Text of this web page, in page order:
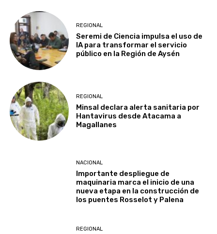
REGIONAL
Seremi de Ciencia impulsa el uso de
IA para transformar el servicio
público en la Región de Aysén
REGIONAL
Minsal declara alerta sanitaria por
Hantavirus desde Atacama a
Magallanes
NACIONAL
Importante despliegue de
maquinaria marca el inicio de una
nueva etapa en la construcción de
los puentes Rosselot y Palena
REGIONAL